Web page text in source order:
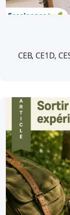
CEB, CE1D,